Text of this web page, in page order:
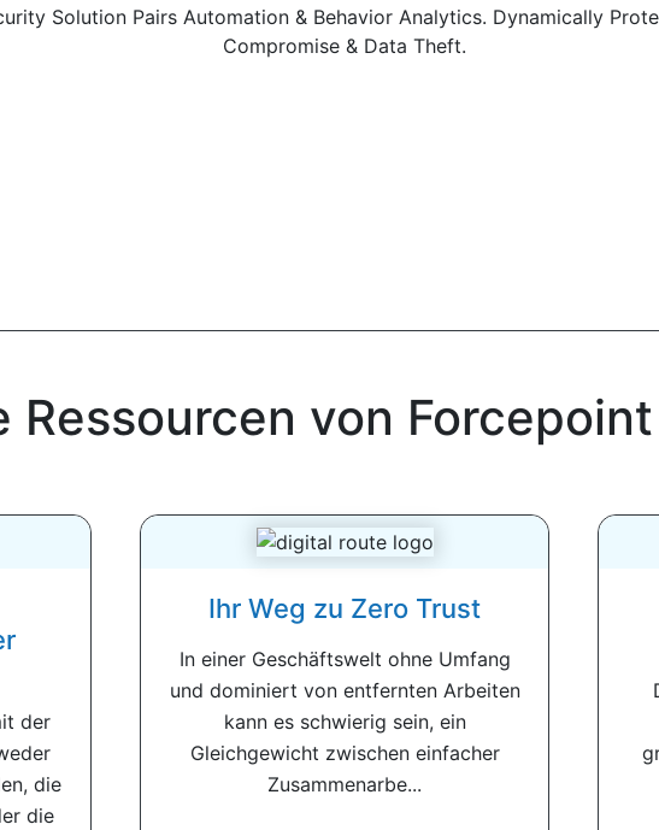
Solution Pairs Automation & Behavior Analytics. Dynamically
Compromise & Data Theft.
Ressourcen von Forcepoint
der
die
die
Ihr Weg zu Zero Trust
In einer Geschäftswelt ohne Umfang
und dominiert von entfernten Arbeiten
kann es schwierig sein, ein
Gleichgewicht zwischen einfacher
Zusammenarbe...